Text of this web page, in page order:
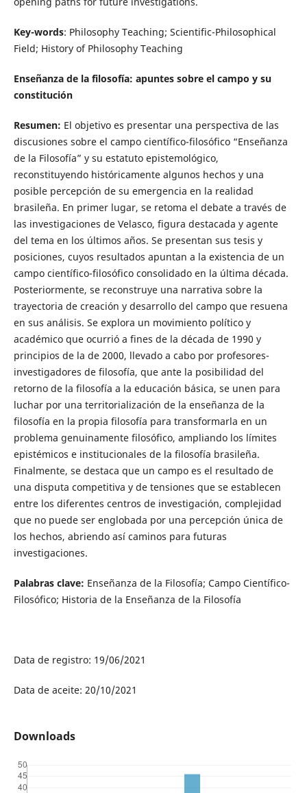
Key-words: Philosophy Teaching; Scientific-Philosophical
Field; History of Philosophy Teaching
Enseñanza de la filosofía: apuntes sobre el campo y su
constitución
Resumen: El objetivo es presentar una perspectiva de las
discusiones sobre el campo científico-filosófico “Enseñanza
de la Filosofía” y su estatuto epistemológico,
reconstituyendo históricamente algunos hechos y una
posible percepción de su emergencia en la realidad
brasileña. En primer lugar, se retoma el debate a través de
las investigaciones de Velasco, figura destacada y agente
del tema en los últimos años. Se presentan sus tesis y
posiciones, cuyos resultados apuntan a la existencia de un
campo científico-filosófico consolidado en la última década.
Posteriormente, se reconstruye una narrativa sobre la
trayectoria de creación y desarrollo del campo que resuena
en sus análisis. Se explora un movimiento político y
académico que ocurrió a fines de la década de 1990 y
principios de la de 2000, llevado a cabo por profesores-
investigadores de filosofía, que ante la posibilidad del
retorno de la filosofía a la educación básica, se unen para
luchar por una territorialización de la enseñanza de la
filosofía en la propia filosofía para transformarla en un
problema genuinamente filosófico, ampliando los límites
epistémicos e institucionales de la filosofía brasileña.
Finalmente, se destaca que un campo es el resultado de
una disputa competitiva y de tensiones que se establecen
entre los diferentes centros de investigación, complejidad
que no puede ser englobada por una percepción única de
los hechos, abriendo así caminos para futuras
investigaciones.
Palabras clave: Enseñanza de la Filosofía; Campo Científico-
Filosófico; Historia de la Enseñanza de la Filosofía
Data de registro: 19/06/2021
Data de aceite: 20/10/2021
Downloads